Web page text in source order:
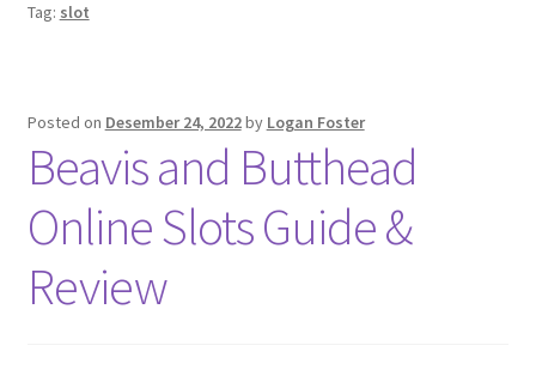
Tag: slot
Posted on Desember 24, 2022by Logan Foster
Beavis and Butthead
Online Slots Guide &
Review